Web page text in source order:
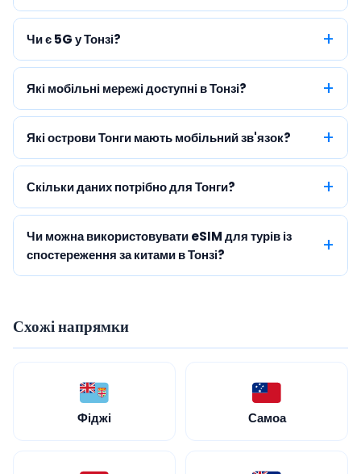
Чи є 5G у Тонзі?
Які мобільні мережі доступні в Тонзі?
Які острови Тонги мають мобільний зв'язок?
Скільки даних потрібно для Тонги?
Чи можна використовувати eSIM для турів із
спостереження за китами в Тонзі?
Схожі напрямки
Фіджі Самоа